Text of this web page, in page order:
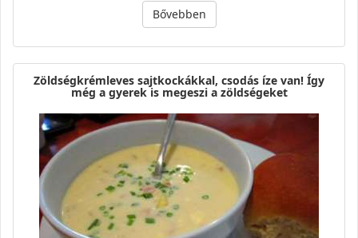
Bővebben
Zöldségkrémleves sajtkockákkal, csodás íze van! Így
még a gyerek is megeszi a zöldségeket